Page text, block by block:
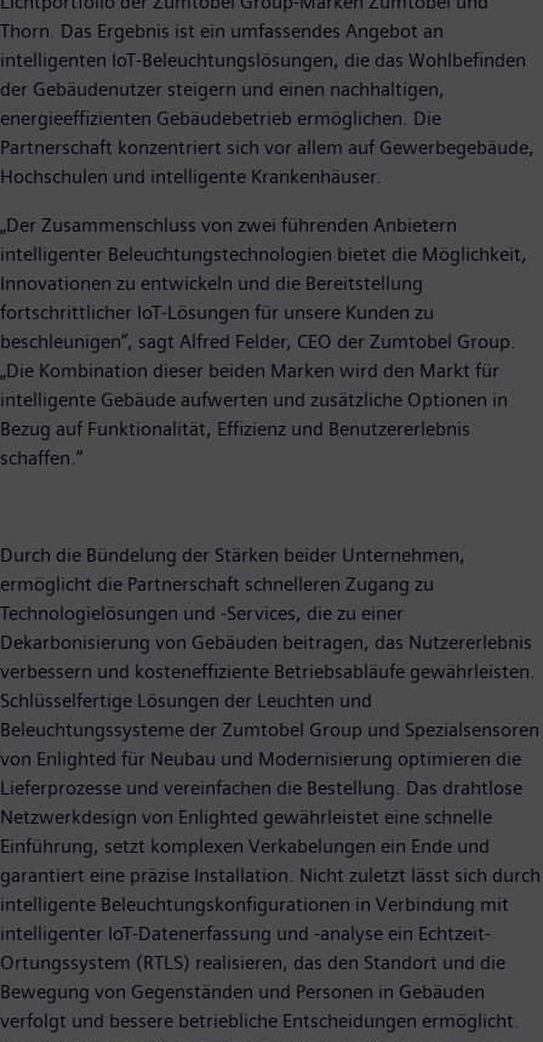
Thorn. Das Ergebnis ist ein umfassendes Angebot an
intelligenten IoT-Beleuchtungslösungen, die das Wohlbefinden
der Gebäudenutzer steigern und einen nachhaltigen,
energieeffizienten Gebäudebetrieb ermöglichen. Die
Partnerschaft konzentriert sich vor allem auf Gewerbegebäude,
Hochschulen und intelligente Krankenhäuser.
„Der Zusammenschluss von zwei führenden Anbietern
intelligenter Beleuchtungstechnologien bietet die Möglichkeit,
Innovationen zu entwickeln und die Bereitstellung
fortschrittlicher IoT-Lösungen für unsere Kunden zu
beschleunigen“, sagt Alfred Felder, CEO der Zumtobel Group.
„Die Kombination dieser beiden Marken wird den Markt für
intelligente Gebäude aufwerten und zusätzliche Optionen in
Bezug auf Funktionalität, Effizienz und Benutzererlebnis
schaffen.“
Durch die Bündelung der Stärken beider Unternehmen,
ermöglicht die Partnerschaft schnelleren Zugang zu
Technologielösungen und -Services, die zu einer
Dekarbonisierung von Gebäuden beitragen, das Nutzererlebnis
verbessern und kosteneffiziente Betriebsabläufe gewährleisten.
Schlüsselfertige Lösungen der Leuchten und
Beleuchtungssysteme der Zumtobel Group und Spezialsensoren
von Enlighted für Neubau und Modernisierung optimieren die
Lieferprozesse und vereinfachen die Bestellung. Das drahtlose
Netzwerkdesign von Enlighted gewährleistet eine schnelle
Einführung, setzt komplexen Verkabelungen ein Ende und
garantiert eine präzise Installation. Nicht zuletzt lässt sich durch
intelligente Beleuchtungskonfigurationen in Verbindung mit
intelligenter IoT-Datenerfassung und -analyse ein Echtzeit-
Ortungssystem (RTLS) realisieren, das den Standort und die
Bewegung von Gegenständen und Personen in Gebäuden
verfolgt und bessere betriebliche Entscheidungen ermöglicht.